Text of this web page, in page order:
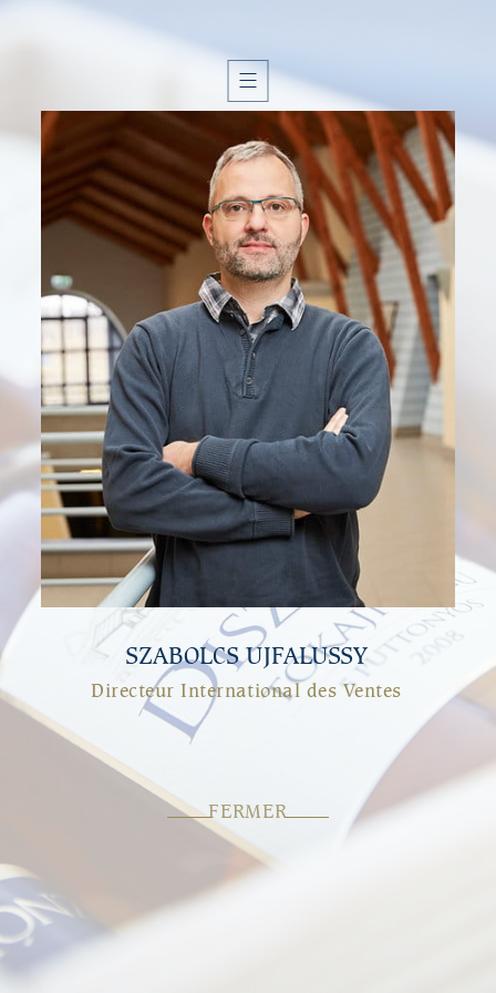
En savoir plus
Nos vignobles
IST RE
TERROIR
ÉLA BORATION
NOS VINS
É
QUIPE
ISIT
GA ER
E
CONTACT
SZABOLCS UJFALUSSY
Directeur International des Ventes
FERMER